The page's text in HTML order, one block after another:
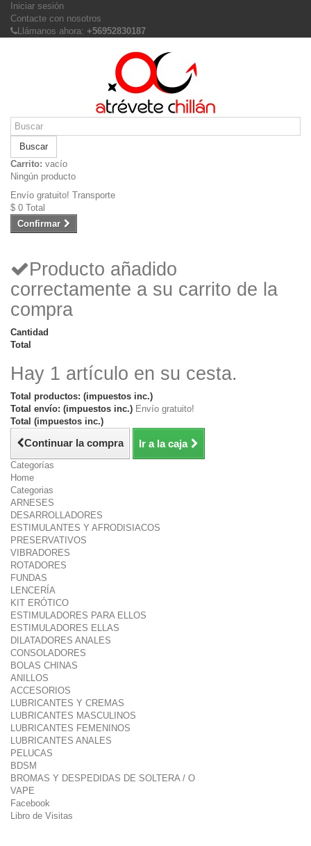
Iniciar sesión
Contacte con nosotros
Llámanos ahora: +56952830187
Buscar
Carrito: vacío
Ningún producto
Envío gratuito! Transporte
$ 0 Total
Confirmar
Producto añadido
correctamente a su carrito de la
compra
Cantidad
Total
Hay 1 artículo en su cesta.
Total productos: (impuestos inc.)
Total envío: (impuestos inc.) Envío gratuito!
Total (impuestos inc.)
Continuar la compra Ir a la caja
Categorías
Home
Categorias
ARNESES
DESARROLLADORES
ESTIMULANTES Y AFRODISIACOS
PRESERVATIVOS
VIBRADORES
ROTADORES
FUNDAS
LENCERÍA
KIT ERÓTICO
ESTIMULADORES PARA ELLOS
ESTIMULADORES ELLAS
DILATADORES ANALES
CONSOLADORES
BOLAS CHINAS
ANILLOS
ACCESORIOS
LUBRICANTES Y CREMAS
LUBRICANTES MASCULINOS
LUBRICANTES FEMENINOS
LUBRICANTES ANALES
PELUCAS
BDSM
BROMAS Y DESPEDIDAS DE SOLTERA / O
VAPE
Facebook
Libro de Visitas